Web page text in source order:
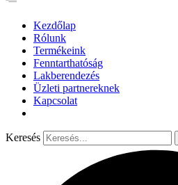
Kezdőlap
Rólunk
Termékeink
Fenntarthatóság
Lakberendezés
Üzleti partnereknek
Kapcsolat
Keresés